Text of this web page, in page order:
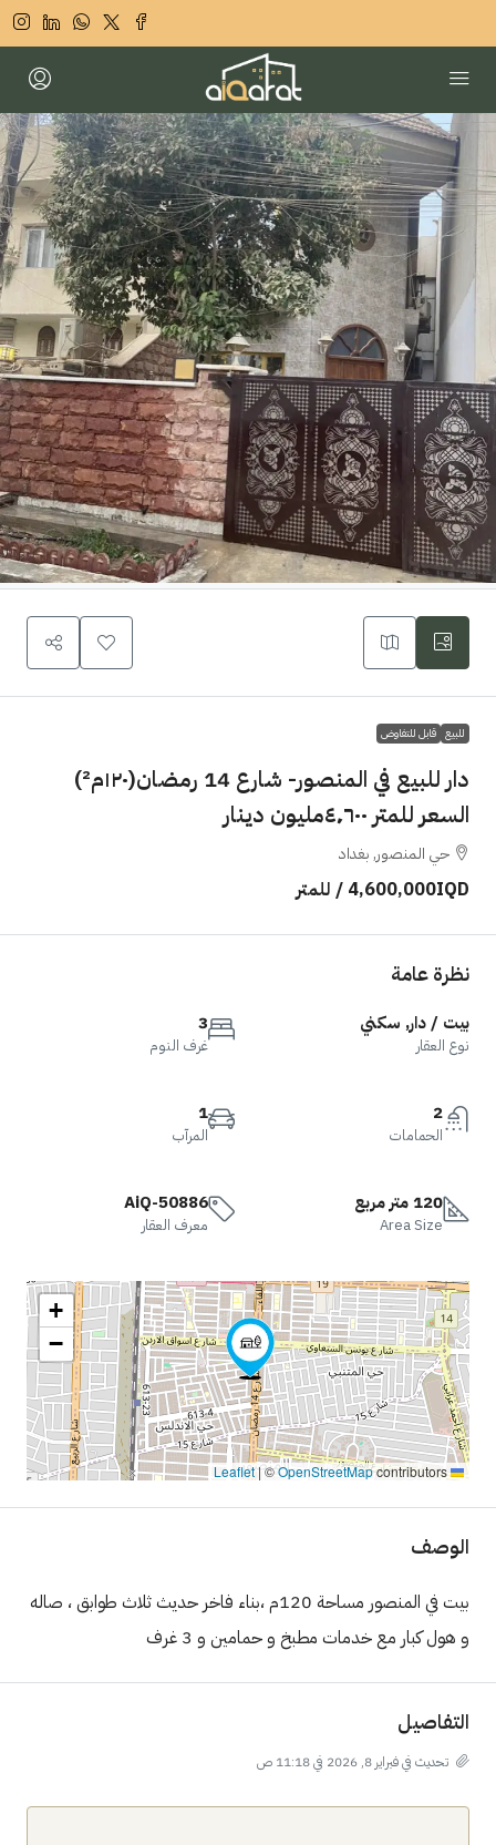
للبيع قابل للتفاوض
دار للبيع في المنصور- شارع 14 رمضان(١٢٠م²)
السعر للمتر ٤٬٦٠٠مليون دينار
حي المنصور, بغداد
4,600,000IQD / للمتر
نظرة عامة
بيت / دار, سكني
نوع العقار
3
غرف النوم
2
الحمامات
1
المرآب
120 متر مربع
Area Size
AiQ-50886
معرف العقار
+
−
|©OpenStreetMapcontributors
الوصف
بيت في المنصور مساحة 120م ،بناء فاخر حديث ثلاث طوابق ، صاله
و هول كبار مع خدمات مطبخ و حمامين و 3 غرف
التفاصيل
تحديث في فبراير 8, 2026 في 11:18 ص